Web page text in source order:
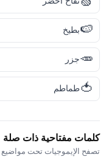
🍉بطيخ
🥕جزر
🍅طماطم
كلمات مفتاحية ذات صلة
تصفح الإيموجيات تحت مواضيع